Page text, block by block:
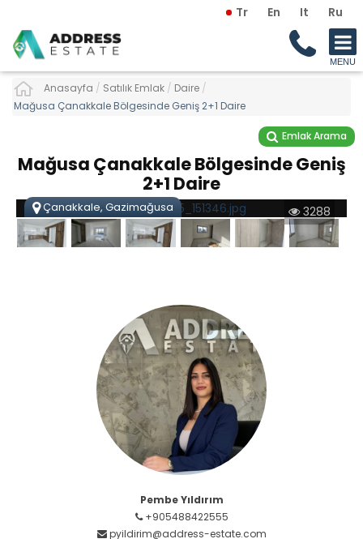
Tr En It Ru
Anasayfa / Satılık Emlak / Daire /
Mağusa Çanakkale Bölgesinde Geniş 2+1 Daire
Emlak Arama
Mağusa Çanakkale Bölgesinde Geniş
2+1 Daire
3288
Çanakkale, Gazimağusa
Pembe Yıldırım
+905488422555
pyildirim@address-estate.com